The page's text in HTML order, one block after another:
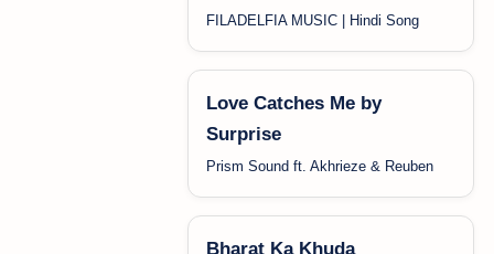
FILADELFIA MUSIC | Hindi Song
Love Catches Me by
Surprise
Prism Sound ft. Akhrieze & Reuben
Bharat Ka Khuda